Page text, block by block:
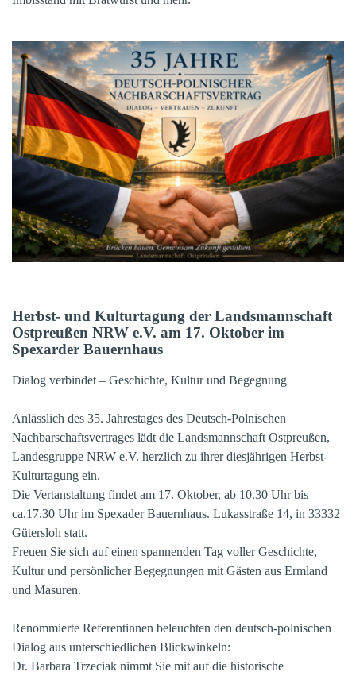
Herbst- und Kulturtagung der Landsmannschaft
Ostpreußen NRW e.V. am 17. Oktober im
Spexarder Bauernhaus
Dialog verbindet – Geschichte, Kultur und Begegnung
Anlässlich des 35. Jahrestages des Deutsch-Polnischen
Nachbarschaftsvertrages lädt die Landsmannschaft Ostpreußen,
Landesgruppe NRW e.V. herzlich zu ihrer diesjährigen Herbst-
Kulturtagung ein.
Die Vertanstaltung findet am 17. Oktober, ab 10.30 Uhr bis
ca.17.30 Uhr im Spexader Bauernhaus. Lukasstraße 14, in 33332
Gütersloh statt.
Freuen Sie sich auf einen spannenden Tag voller Geschichte,
Kultur und persönlicher Begegnungen mit Gästen aus Ermland
und Masuren.
Renommierte Referentinnen beleuchten den deutsch-polnischen
Dialog aus unterschiedlichen Blickwinkeln:
Dr. Barbara Trzeciak nimmt Sie mit auf die historische